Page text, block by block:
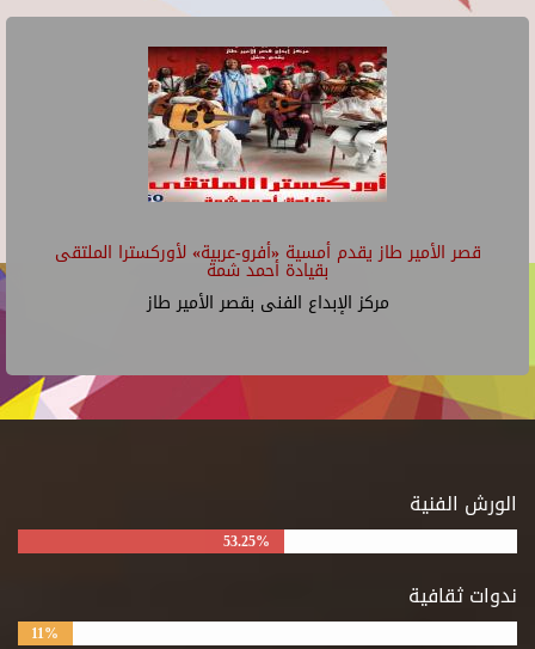
قصر الأمير طاز يقدم أمسية «أفرو-عربية» لأوركسترا الملتقى
بقيادة أحمد شمة
مركز الإبداع الفنى بقصر الأمير طاز
الورش الفنية
53.25%
ندوات ثقافية
11%